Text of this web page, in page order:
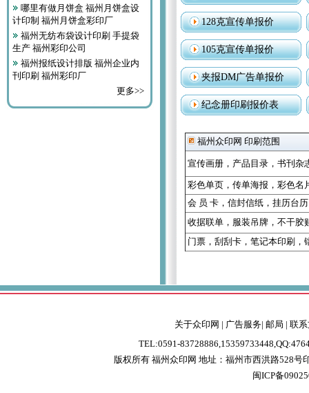
哪里有做月饼盒 福州月饼盒设
计印制 福州月饼盒彩印厂
福州无纺布袋设计印刷 手提袋
生产 福州彩印公司
福州报纸设计排版 福州企业内
刊印刷 福州彩印厂
更多>>
128克宣传单报价
105克宣传单报价
夹报DM广告单报价
纪念册印刷报价表
福州众印网 印刷范围
宣传画册， 产品目录， 书刊杂
彩色单页， 传单海报 ， 彩色名
会 员 卡， 信封信纸， 挂历台历
收据联单， 服装吊牌， 不干胶
门票， 刮刮卡， 笔记本印刷 ，
关于众印网 | 广告服务| 邮局 | 联
TEL:0591-
版权所有 福州众印网 地址：福州市西洪路528号
闽ICP备